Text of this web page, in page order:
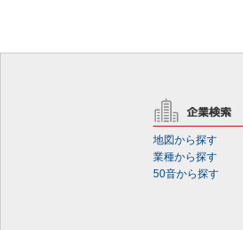
地図から探す
業種から探す
50音から探す